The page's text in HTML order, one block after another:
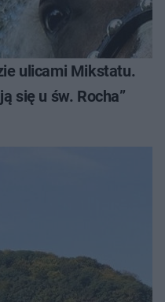
ulicami Mikstatu.
się u św. Rocha”